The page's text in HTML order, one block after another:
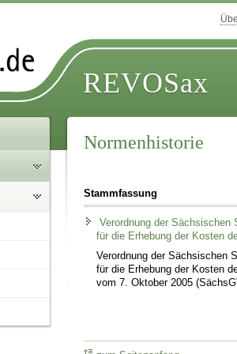
REVOSax
Normenhistorie
Stammfassung
Verordnung der Sächsischen
für die Erhebung der Kosten
Verordnung der Sächsischen
für die Erhebung der Kosten
vom 7. Oktober 2005